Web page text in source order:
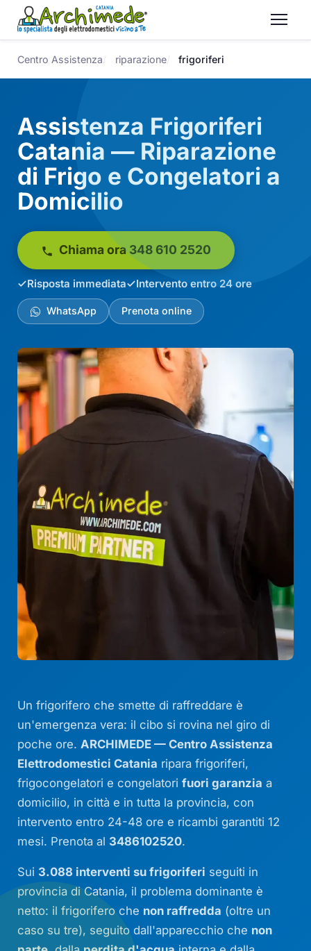
Centro Assistenza riparazione frigoriferi
Assistenza Frigoriferi
Catania — Riparazione
di Frigo e Congelatori a
Domicilio
Chiama ora 348 610 2520
Risposta immediata Intervento entro 24 ore
WhatsApp Prenota online
Un frigorifero che smette di raffreddare è
un'emergenza vera: il cibo si rovina nel giro di
poche ore. ARCHIMEDE — Centro Assistenza
Elettrodomestici Catania ripara frigoriferi,
frigocongelatori e congelatorifuori garanzia a
domicilio, in città e in tutta la provincia, con
intervento entro 24-48 ore e ricambi garantiti 12
mesi. Prenota al 3486102520.
Sui 3.088 interventi su frigoriferi seguiti in
provincia di Catania, il problema dominante è
netto: il frigorifero che non raffredda (oltre un
caso su tre), seguito dall'apparecchio che non